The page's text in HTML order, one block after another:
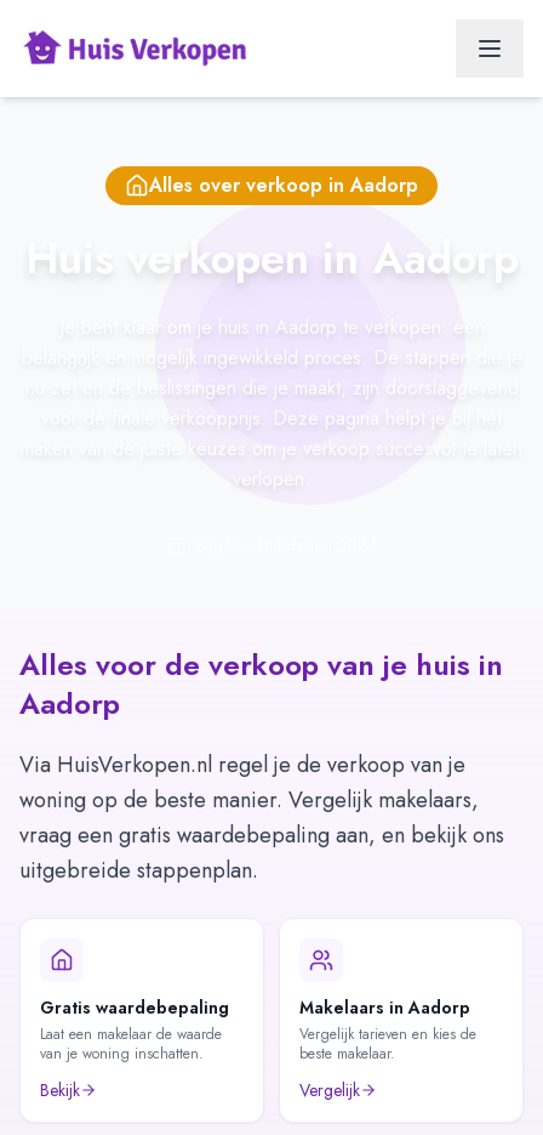
Alles over verkoop inAadorp
Huis verkopen in Aadorp
Je bent klaar om je huis in Aadorp te verkopen: een
belangrijk en mogelijk ingewikkeld proces. De stappen die je
nu zet en de beslissingen die je maakt, zijn doorslaggevend
voor de finale verkoopprijs. Deze pagina helpt je bij het
maken van de juiste keuzes om je verkoop succesvol te laten
verlopen.
Alles voor de verkoop van je huis in
Aadorp
Via HuisVerkopen.nl regel je de verkoop van je
woning op de beste manier. Vergelijk makelaars,
vraag een gratis waardebepaling aan, en bekijk ons
uitgebreide stappenplan.
Gratis waardebepaling
Laat een makelaar de waarde
van je woning inschatten.
Bekijk
Makelaars in Aadorp
Vergelijk tarieven en kies de
beste makelaar.
Vergelijk